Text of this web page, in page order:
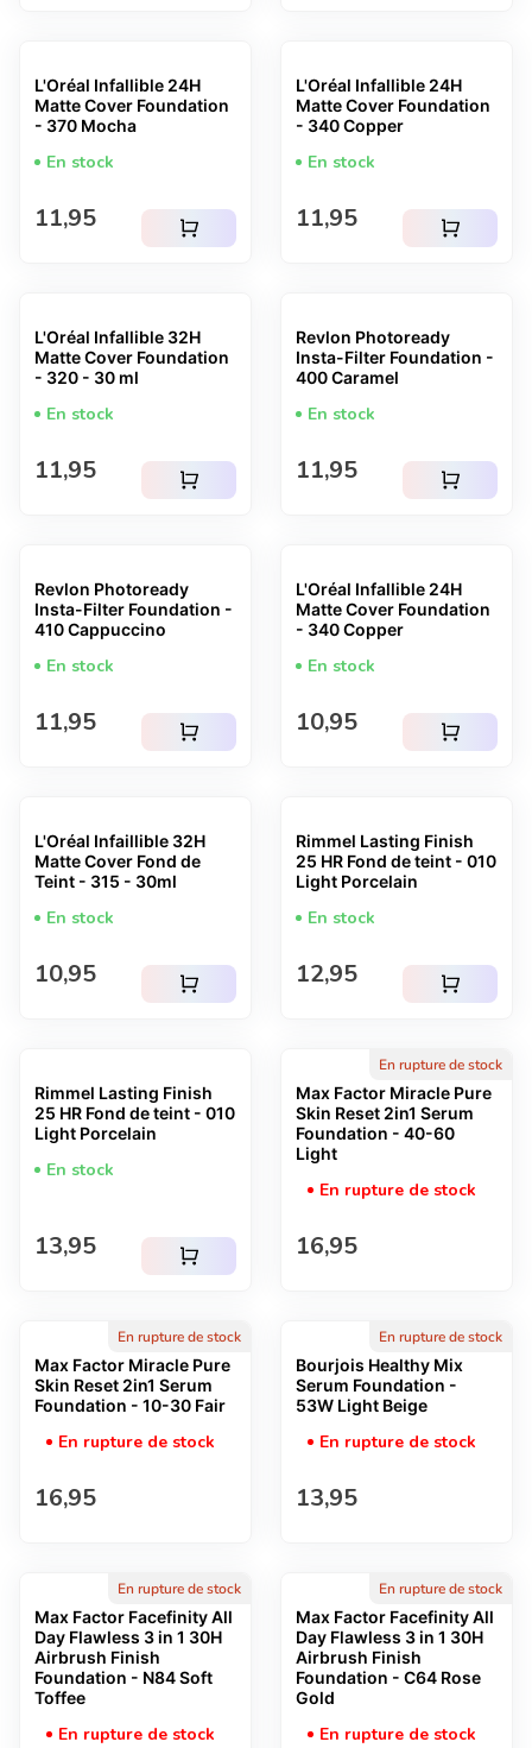
L'Oréal Infallible 24H
Matte Cover Foundation
- 370 Mocha
En stock
Prix normal
11,95 shopping_cart
L'Oréal Infallible 24H
Matte Cover Foundation
- 340 Copper
En stock
Prix normal
11,95 shopping_cart
L'Oréal Infallible 32H
Matte Cover Foundation
- 320 - 30 ml
En stock
Prix normal
11,95 shopping_cart
Revlon Photoready
Insta-Filter Foundation -
400 Caramel
En stock
Prix normal
11,95 shopping_cart
Revlon Photoready
Insta-Filter Foundation -
410 Cappuccino
En stock
Prix normal
11,95 shopping_cart
L'Oréal Infallible 24H
Matte Cover Foundation
- 340 Copper
En stock
Prix normal
10,95 shopping_cart
L'Oréal Infaillible 32H
Matte Cover Fond de
Teint - 315 - 30ml
En stock
Prix normal
10,95 shopping_cart
Rimmel Lasting Finish
25 HR Fond de teint - 010
Light Porcelain
En stock
Prix normal
12,95 shopping_cart
Rimmel Lasting Finish
25 HR Fond de teint - 010
Light Porcelain
En stock
Prix normal
13,95 shopping_cart
En rupture de stock
Max Factor Miracle Pure
Skin Reset 2in1 Serum
Foundation - 40-60
Light
En rupture de stock
Prix normal
16,95
En rupture de stock
Max Factor Miracle Pure
Skin Reset 2in1 Serum
Foundation - 10-30 Fair
En rupture de stock
Prix normal
16,95
En rupture de stock
Bourjois Healthy Mix
Serum Foundation -
53W Light Beige
En rupture de stock
Prix normal
13,95
En rupture de stock
Max Factor Facefinity All
Day Flawless 3 in 1 30H
Airbrush Finish
Foundation - N84 Soft
Toffee
En rupture de stock
En rupture de stock
Max Factor Facefinity All
Day Flawless 3 in 1 30H
Airbrush Finish
Foundation - C64 Rose
Gold
En rupture de stock